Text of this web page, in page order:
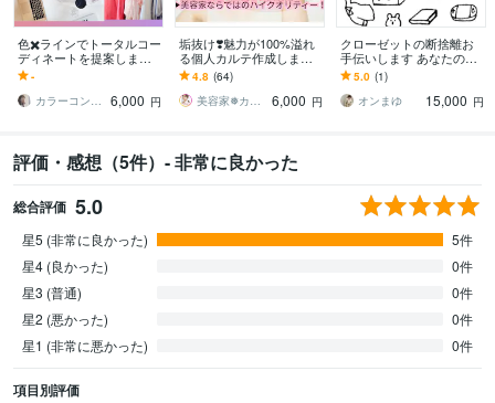
色✖️ラインでトータルコー
ディネートを提案します
似合う色・形で自分ブラ
ンディングを色のプロが
ご提案します
-
カラーコンサルタント 横田綾子
6,000 円
垢抜け❣️魅力が100%溢れ
る個人カルテ作成します
キャリア有り美容のプロ
が垢抜けの実践解説サポ
ート指南します
4.8 (64)
美容家❅カラーアナリスト❊Rinda
6,000 円
クローゼットの断捨離お
手伝いします あなたのワ
ードローブ全て1軍に★
5.0 (1)
オンまゆ
15,000 円
評価・感想（5件）- 非常に良かった
総合評価 5.0
星5 (非常に良かった)
5件
星4 (良かった)
0件
星3 (普通)
0件
星2 (悪かった)
0件
星1 (非常に悪かった)
0件
項目別評価